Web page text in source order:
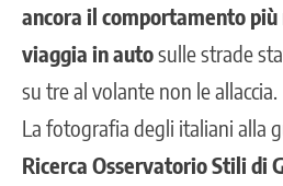
ancora il comportamento più
viaggia in autosulle strade
su tre al volante non le allaccia.
La fotografia degli italiani alla
Ricerca Osservatorio Stili di